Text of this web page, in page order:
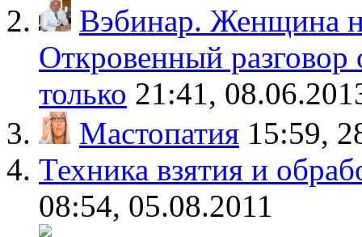
Вэбинар. Женщина
Откровенный разговор
только 21:41,
Мастопатия 15:59,
Техника взятия и
08:54, 05.08.2011